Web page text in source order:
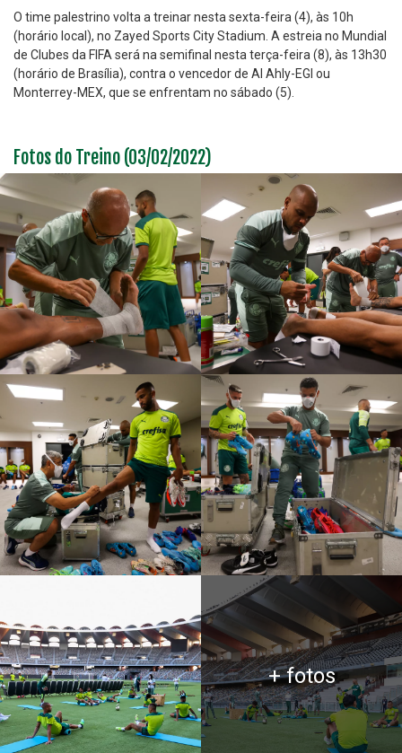
O time palestrino volta a treinar nesta sexta-feira (4), às 10h
(horário local), no Zayed Sports City Stadium. A estreia no Mundial
de Clubes da FIFA será na semifinal nesta terça-feira (8), às 13h30
(horário de Brasília), contra o vencedor de Al Ahly-EGI ou
Monterrey-MEX, que se enfrentam no sábado (5).
Fotos do Treino (03/02/2022)
+ fotos